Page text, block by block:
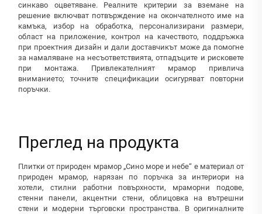
синкаво оцветяване. Реалните критерии за вземане на
решение включват потвърждение на окончателното име на
камъка, избор на обработка, персонализирани размери,
област на приложение, контрол на качеството, поддръжка
при проектния дизайн и дали доставчикът може да помогне
за намаляване на несъответствията, отпадъците и рисковете
при монтажа. Привлекателният мрамор привлича
вниманието; точните спецификации осигуряват повторни
поръчки.
Преглед на продукта
Плитки от природен мрамор „Сино море и небе“ е материал от
природен мрамор, нарязан по поръчка за интериори на
хотели, стилни работни повърхности, мраморни подове,
стенни панели, акцентни стени, облицовка на вътрешни
стени и модерни търговски пространства. В оригиналните